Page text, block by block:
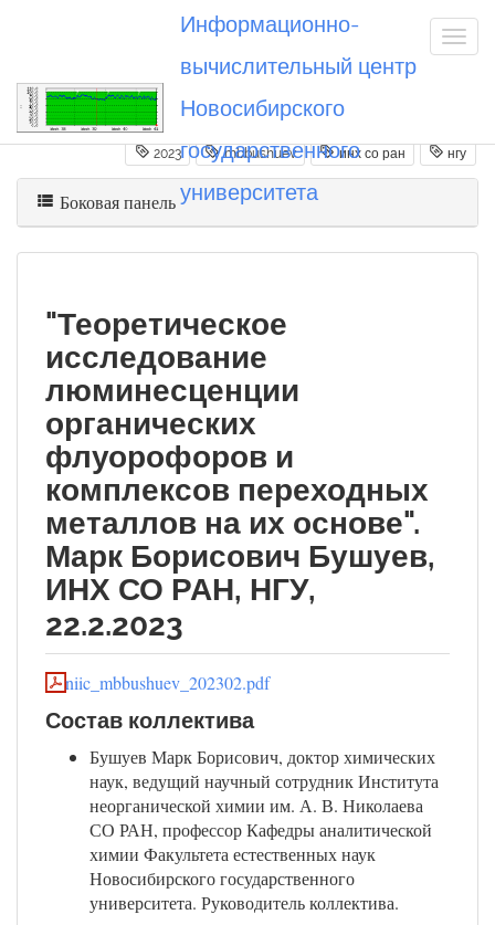
Информационно-
вычислительный центр
Новосибирского
государственного
университета
Вы посетили 20230222_mbbushuev
2023 mbbushuev инх со ран нгу
Боковая панель
"Теоретическое
исследование
люминесценции
органических
флуорофоров и
комплексов переходных
металлов на их основе".
Марк Борисович Бушуев,
ИНХ СО РАН, НГУ,
22.2.2023
niic_mbbushuev_202302.pdf
Состав коллектива
Бушуев Марк Борисович, доктор химических
наук, ведущий научный сотрудник Института
неорганической химии им. А. В. Николаева
СО РАН, профессор Кафедры аналитической
химии Факультета естественных наук
Новосибирского государственного
университета. Руководитель коллектива.